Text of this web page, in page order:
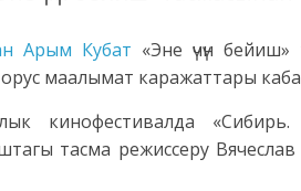
Арым Кубат «Эне үчүн
маалымат каражаттары
кинофестивалда
тасма режиссеру